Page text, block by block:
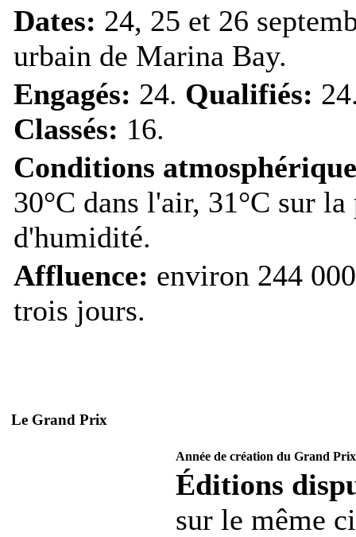
Dates: 24, 25 et 26
urbain de Marina Bay.
Engagés: 24. Qualifiés:
Classés: 16.
Conditions
30°C dans l'air, 31°C sur
d'humidité.
Affluence: environ 244
trois jours.
Le Grand Prix
Année de création du Grand
Éditions
sur le même